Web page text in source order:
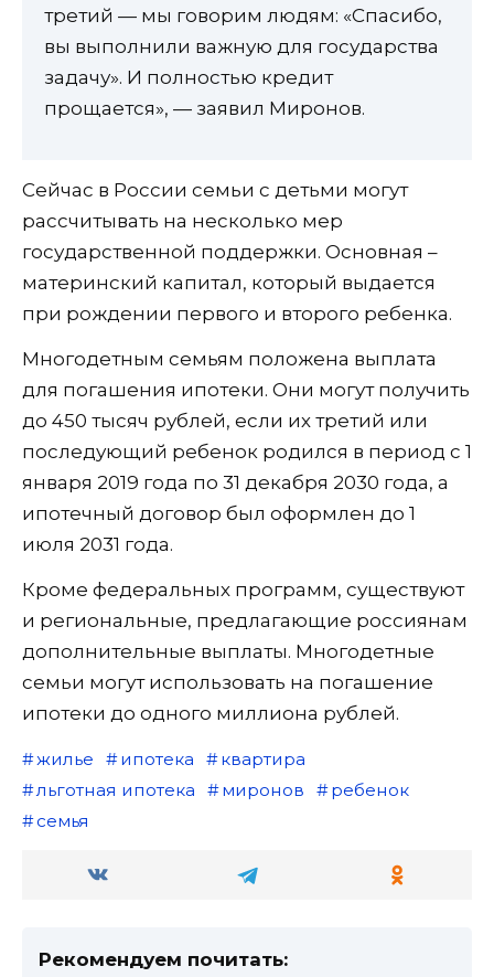
третий — мы говорим людям: «Спасибо,
вы выполнили важную для государства
задачу». И полностью кредит
прощается», — заявил Миронов.
Сейчас в России семьи с детьми могут
рассчитывать на несколько мер
государственной поддержки. Основная –
материнский капитал, который выдается
при рождении первого и второго ребенка.
Многодетным семьям положена выплата
для погашения ипотеки. Они могут получить
до 450 тысяч рублей, если их третий или
последующий ребенок родился в период с 1
января 2019 года по 31 декабря 2030 года, а
ипотечный договор был оформлен до 1
июля 2031 года.
Кроме федеральных программ, существуют
и региональные, предлагающие россиянам
дополнительные выплаты. Многодетные
семьи могут использовать на погашение
ипотеки до одного миллиона рублей.
жилье ипотека
квартира
льготная ипотека
миронов
ребенок
семья
Рекомендуем почитать: